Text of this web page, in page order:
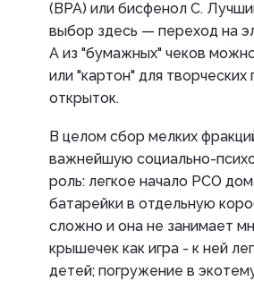
(BPA) или бисфенол С.
выбор здесь — переход на
А из "бумажных" чеков
или "картон" для творческих
открыток.
В целом сбор мелких
важнейшую социально-
роль: легкое начало РСО
батарейки в отдельную
сложно и она не занимает
крышечек как игра - к ней
детей; погружение в